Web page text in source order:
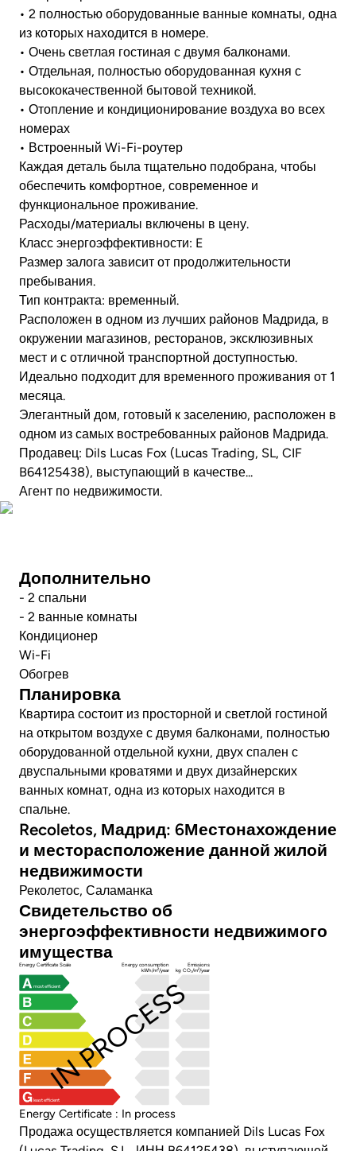
• 2 полностью оборудованные ванные комнаты, одна
из которых находится в номере.
• Очень светлая гостиная с двумя балконами.
• Отдельная, полностью оборудованная кухня с
высококачественной бытовой техникой.
• Отопление и кондиционирование воздуха во всех
номерах
• Встроенный Wi-Fi-роутер
Каждая деталь была тщательно подобрана, чтобы
обеспечить комфортное, современное и
функциональное проживание.
Расходы/материалы включены в цену.
Класс энергоэффективности: E
Размер залога зависит от продолжительности
пребывания.
Тип контракта: временный.
Расположен в одном из лучших районов Мадрида, в
окружении магазинов, ресторанов, эксклюзивных
мест и с отличной транспортной доступностью.
Идеально подходит для временного проживания от 1
месяца.
Элегантный дом, готовый к заселению, расположен в
одном из самых востребованных районов Мадрида.
Продавец: Dils Lucas Fox (Lucas Trading, SL, CIF
B64125438), выступающий в качестве...
Агент по недвижимости.
Дополнительно
- 2 спальни
- 2 ванные комнаты
Кондиционер
Wi-Fi
Обогрев
Планировка
Квартира состоит из просторной и светлой гостиной
на открытом воздухе с двумя балконами, полностью
оборудованной отдельной кухни, двух спален с
двуспальными кроватями и двух дизайнерских
ванных комнат, одна из которых находится в
спальне.
Recoletos, Мадрид: 6Местонахождение
и месторасположение данной жилой
недвижимости
Реколетос, Саламанка
Свидетельство об
энергоэффективности недвижимого
имущества
Energy Certificate Scale
Energy consumption
kWh/m²/year
Emissions
kg CO₂/m²/year
most efficient
least efficient
IN PROCESS
Energy Certificate : In process
Продажа осуществляется компанией Dils Lucas Fox